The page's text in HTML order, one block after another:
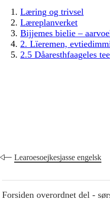
Læring og trivsel
Læreplanverket
Bijjemes bielie –
2. Lïeremen,
2.5 Dåaresthfaageles
Learoesoejkesjasse engelsk
Forsiden overordnet del -